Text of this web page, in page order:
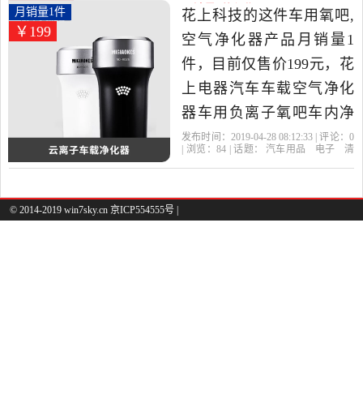
上海发货。
气净化器车用负离子月销量1件仅售199元
￥199
月销量1件
花上科技的这件车用氧吧,
空气净化器产品月销量1
件，目前仅售价199元，花
上电器汽车车载空气净化
器车用负离子氧吧车内净
化器除味是2019年花上科
发布时间：2019-04-28 08:12:33 | 评论： 0
| 浏览：84 | 话题： 汽车用品 电子
清
© 2014-2019 win7sky.cn 京ICP554555号 |